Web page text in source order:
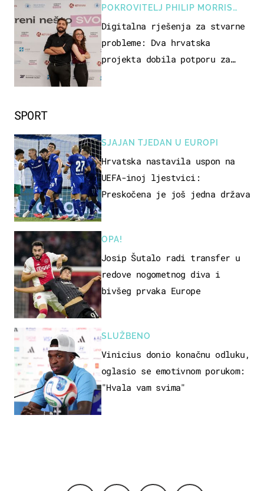
SPORT
SJAJAN TJEDAN U EUROPI
Hrvatska nastavila uspon na
UEFA-inoj ljestvici:
Preskočena je još jedna država
OPA!
Josip Šutalo radi transfer u
redove nogometnog diva i
bivšeg prvaka Europe
SLUŽBENO
Vinicius donio konačnu odluku,
oglasio se emotivnom porukom:
"Hvala vam svima"
POKROVITELJ PHILIP MORRIS
ZAGREB
Digitalna rješenja za stvarne
probleme: Dva hrvatska
projekta dobila potporu za